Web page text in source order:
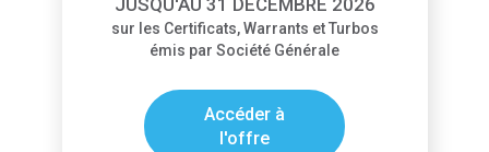
JUSQU'AU 31 DÉCEMBRE 2026
sur les Certificats, Warrants et Turbos
émis par Société Générale
Accéder à
l'offre